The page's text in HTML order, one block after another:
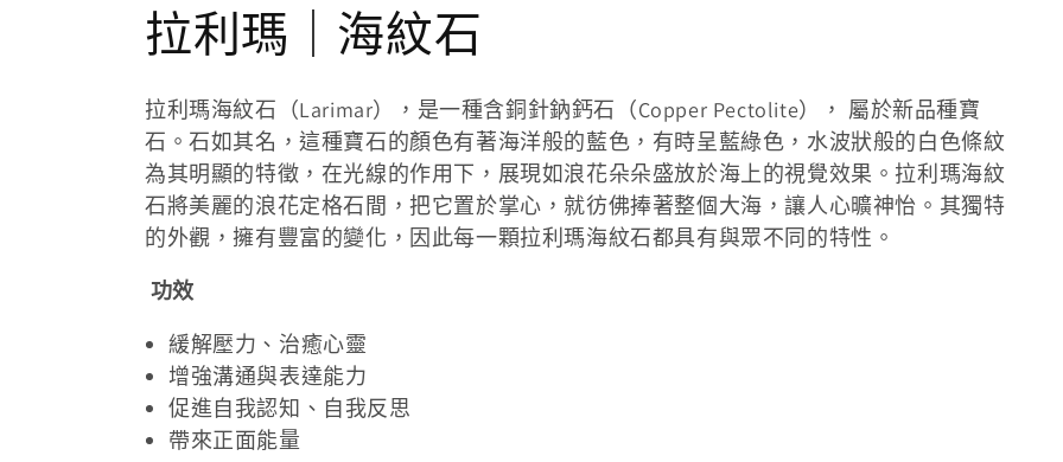
商
品
系
列
:
拉利瑪｜海紋石
拉利瑪海紋石（Larimar），是一種含銅針鈉鈣石（Copper Pectolite）， 屬於新品種寶
石。石如其名，這種寶石的顏色有著海洋般的藍色，有時呈藍綠色，水波狀般的白色條紋
為其明顯的特徵，在光線的作用下，展現如浪花朵朵盛放於海上的視覺效果。拉利瑪海紋
石將美麗的浪花定格石間，把它置於掌心，就彷佛捧著整個大海，讓人心曠神怡。其獨特
的外觀，擁有豐富的變化，因此每一顆拉利瑪海紋石都具有與眾不同的特性。
功效
緩解壓力、治癒心靈
增強溝通與表達能力
促進自我認知、自我反思
帶來正面能量